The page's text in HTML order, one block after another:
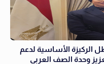
الركيزة الأساسية لدعم
وحدة الصف العربي